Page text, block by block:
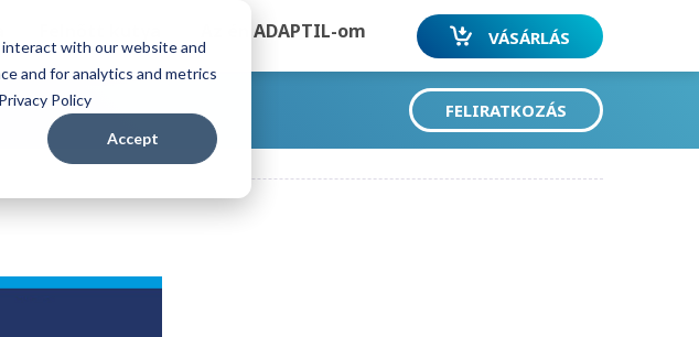
with our website and
and for analytics and metrics
Policy
Accept
Az én ADAPTIL-om VÁSÁRLÁS
FELIRATKOZÁS